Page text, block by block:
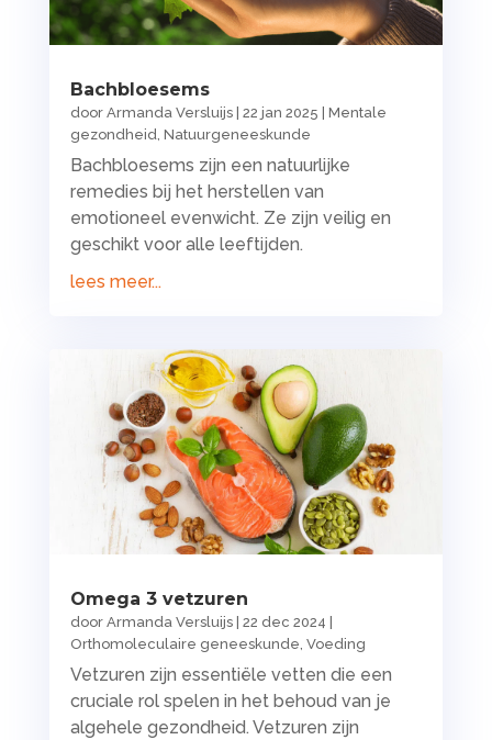
Bachbloesems
door Armanda Versluijs| 22 jan 2025
Mentale
gezondheid, Natuurgeneeskunde
Bachbloesems zijn een natuurlijke
remedies bij het herstellen van
emotioneel evenwicht. Ze zijn veilig en
geschikt voor alle leeftijden.
lees meer...
Omega 3 vetzuren
door Armanda Versluijs| 22 dec 2024
Orthomoleculaire geneeskunde, Voeding
Vetzuren zijn essentiële vetten die een
cruciale rol spelen in het behoud van je
algehele gezondheid. Vetzuren zijn